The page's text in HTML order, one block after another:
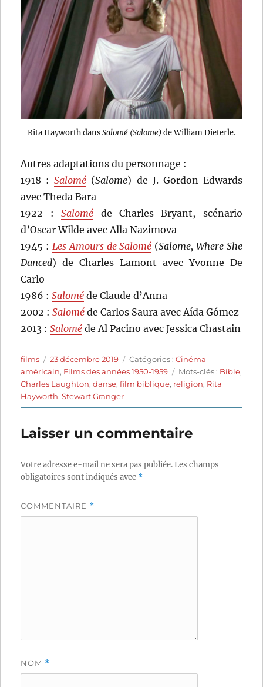
Rita Hayworth dansSalomé (Salome)de William Dieterle.
Autres adaptations du personnage :
1918 :Salomé (Salome) de J. Gordon Edwards
avec Theda Bara
1922 :Salomé de Charles Bryant, scénario
d’Oscar Wilde avec Alla Nazimova
1945 : Les Amours de Salomé (Salome, Where She
Danced) de Charles Lamont avec Yvonne De
Carlo
1986 :Salomé de Claude d’Anna
2002 :Salomé de Carlos Saura avec Aída Gómez
2013 :Salomé de Al Pacino avec Jessica Chastain
Auteur
films
Publié
le
23 décembre 2019 Catégories
Catégories :Cinéma
américain, Films des années 1950-1959 Étiquettes
Mots-clés : Bible,
Charles Laughton,danse,film biblique, religion, Rita
Hayworth,Stewart Granger
Laisser un commentaire
Votre adresse e-mail ne sera pas publiée.Les champs
obligatoires sont indiqués avec *
COMMENTAIRE *
NOM *